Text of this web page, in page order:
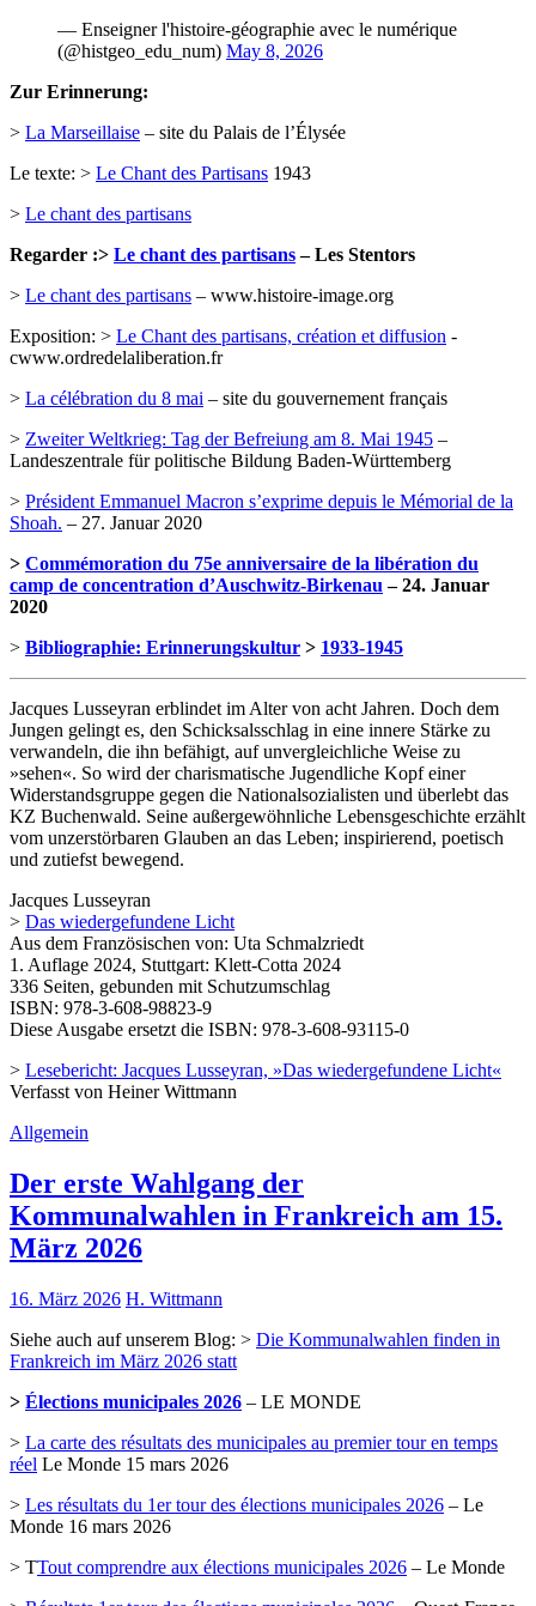
— Enseigner l'histoire-géographie avec le numérique
(@histgeo_edu_num) May 8, 2026
Zur Erinnerung:
> La Marseillaise – site du Palais de l’Élysée
Le texte: > Le Chant des Partisans 1943
> Le chant des partisans
Regarder :> Le chant des partisans– Les Stentors
> Le chant des partisans – www.histoire-image.org
Exposition: > Le Chant des partisans, création et diffusion -
cwww.ordredelaliberation.fr
> La célébration du 8 mai – site du gouvernement français
> Zweiter Weltkrieg: Tag der Befreiung am 8. Mai 1945 –
Landeszentrale für politische Bildung Baden-Württemberg
> Président Emmanuel Macron s’exprime depuis le Mémorial de la
Shoah. – 27. Januar 2020
> Commémoration du 75e anniversaire de la libération du
camp de concentration d’Auschwitz-Birkenau – 24. Januar
2020
> Bibliographie: Erinnerungskultur > 1933-1945
Jacques Lusseyran erblindet im Alter von acht Jahren. Doch dem
Jungen gelingt es, den Schicksalsschlag in eine innere Stärke zu
verwandeln, die ihn befähigt, auf unvergleichliche Weise zu
»sehen«. So wird der charismatische Jugendliche Kopf einer
Widerstandsgruppe gegen die Nationalsozialisten und überlebt das
KZ Buchenwald. Seine außergewöhnliche Lebensgeschichte erzählt
vom unzerstörbaren Glauben an das Leben; inspirierend, poetisch
und zutiefst bewegend.
Jacques Lusseyran
> Das wiedergefundene Licht
Aus dem Französischen von: Uta Schmalzriedt
1. Auflage 2024, Stuttgart: Klett-Cotta 2024
336 Seiten, gebunden mit Schutzumschlag
ISBN: 978-3-608-98823-9
Diese Ausgabe ersetzt die ISBN: 978-3-608-93115-0
> Lesebericht: Jacques Lusseyran, »Das wiedergefundene Licht«
Verfasst von Heiner Wittmann
Allgemein
Der erste Wahlgang der
Kommunalwahlen in Frankreich am 15.
März 2026
16. März 2026 H. Wittmann
Siehe auch auf unserem Blog: > Die Kommunalwahlen finden in
Frankreich im März 2026 statt
> Élections municipales 2026 – LE MONDE
> La carte des résultats des municipales au premier tour en temps
réel Le Monde 15 mars 2026
> Les résultats du 1er tour des élections municipales 2026 – Le
Monde 16 mars 2026
> TTout comprendre aux élections municipales 2026 – Le Monde